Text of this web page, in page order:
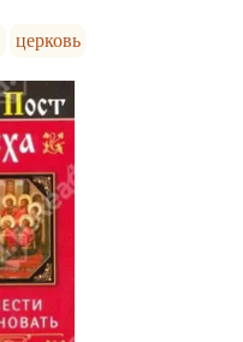
церковь